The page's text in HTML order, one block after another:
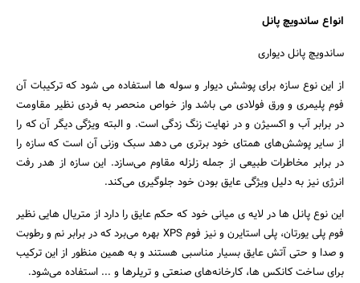
انواع ساندویچ پانل
ساندویچ پانل دیواری
از این نوع سازه برای پوشش دیوار و سوله ها استفاده می شود که ترکیبات آن
فوم پلیمری و ورق فولادی می باشد واز خواص منحصر به فردی نظیر مقاومت
در برابر آب و اکسیژن و در نهایت زنگ زدگی است. و البته ویژگی دیگر آن که را
از سایر پوشش‌های همتای خود برتری می دهد سبک وزنی آن است که سازه را
در برابر مخاطرات طبیعی از جمله زلزله مقاوم می‌سازد. این سازه از هدر رفت
انرژی نیز به دلیل ویژگی عایق بودن خود جلوگیری می‌کند.
این نوع پانل ها در لایه ی میانی خود که حکم عایق را دارد از متریال هایی نظیر
فوم پلی یورتان، پلی استایرن و نیز فوم XPS بهره می‌برد که در برابر نم و رطوبت
و صدا و حتی آتش عایق بسیار مناسبی هستند و به همین منظور از این ترکیب
برای ساخت کانکس ها، کارخانه‌های صنعتی و تریلرها و ... استفاده می‌شود.